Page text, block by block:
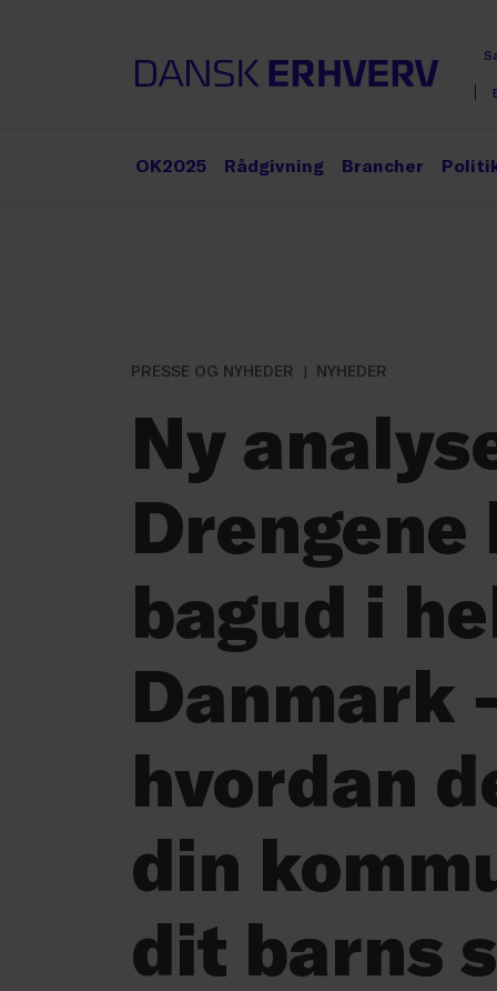
OK2025 Rådgivning Brancher
PRESSE OG NYHEDER
NYHEDER
Ny
bagud i
Danmark
hvordan
din
dit barns